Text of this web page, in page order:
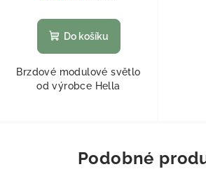
Do košíku
Brzdové modulové světlo
od výrobce Hella
Podobné